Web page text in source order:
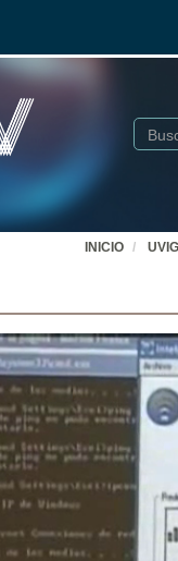
Buscar
INICIO